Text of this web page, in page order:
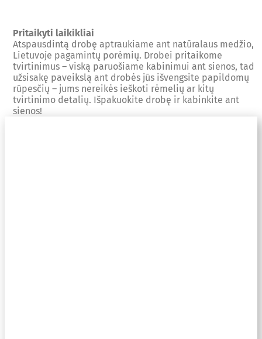
Pritaikyti laikikliai
Atspausdintą drobę aptraukiame ant natūralaus medžio,
Lietuvoje pagamintų porėmių. Drobei pritaikome
tvirtinimus – viską paruošiame kabinimui ant sienos, tad
užsisakę paveikslą ant drobės jūs išvengsite papildomų
rūpesčių – jums nereikės ieškoti rėmelių ar kitų
tvirtinimo detalių. Išpakuokite drobę ir kabinkite ant
sienos!